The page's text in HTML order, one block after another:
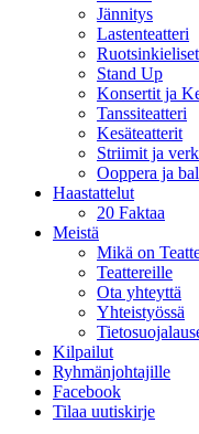
Jännitys
Lastenteatteri
Ruotsinkieliset
Stand Up
Konsertit ja
Tanssiteatteri
Kesäteatterit
Striimit ja
Ooppera ja
Haastattelut
20 Faktaa
Meistä
Mikä on
Teattereille
Ota yhteyttä
Yhteistyössä
Kilpailut
Ryhmänjohtajille
Facebook
Tilaa uutiskirje